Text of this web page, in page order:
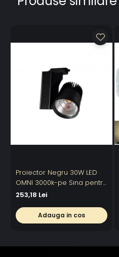
Proiector Negru 30W LED
OMNI 3000k-pe Sina pentru
Display Magazin
253,18 Lei
Adauga in cos